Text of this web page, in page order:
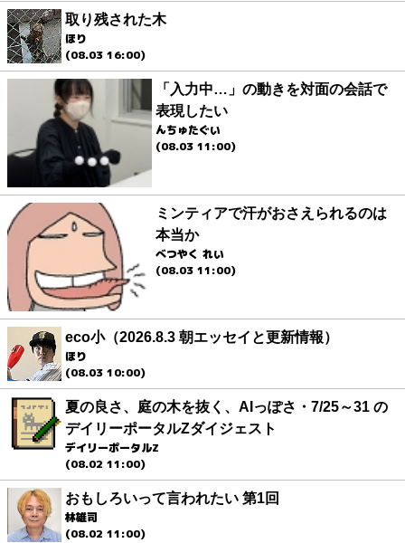
取り残された木
ほり
(08.03 16:00)
「入力中…」の動きを対面の会話で
表現したい
んちゅたぐい
(08.03 11:00)
ミンティアで汗がおさえられるのは
本当か
べつやく れい
(08.03 11:00)
eco小（2026.8.3 朝エッセイと更新情報）
ほり
(08.03 10:00)
夏の良さ、庭の木を抜く、AIっぽさ・7/25～31 の
デイリーポータルZダイジェスト
デイリーポータルZ
(08.02 11:00)
おもしろいって言われたい 第1回
林雄司
(08.02 11:00)